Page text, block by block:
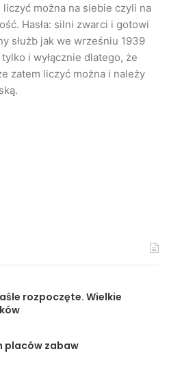
można na siebie czyli na
Hasła: silni zwarci i gotowi
służb jak we wrześniu 1939
i wyłącznie dlatego, że
zatem liczyć można i należy
rozpoczęte. Wielkie
placów zabaw